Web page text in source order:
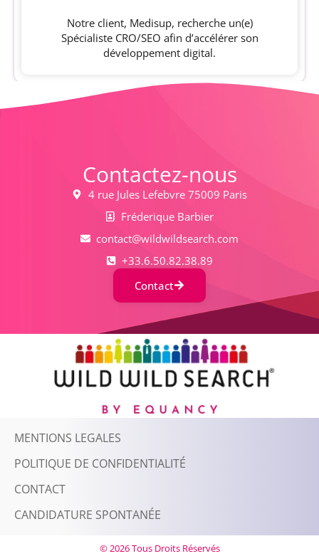
Notre client, Medisup, recherche un(e)
Spécialiste CRO/SEO afin d’accélérer son
développement digital.
Contactez-nous
4 rue Jules Lefebvre 75009 Paris
Fréderique Barbier
contact@wildwildsearch.com
+33.6.50.82.38.89
Contact
MENTIONS LEGALES
POLITIQUE DE CONFIDENTIALITÉ
CONTACT
CANDIDATURE SPONTANÉE
© 2026 Tous Droits Réservés